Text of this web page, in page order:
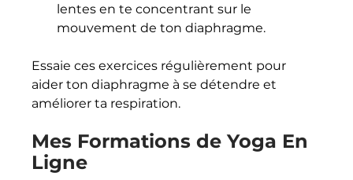
lentes en te concentrant sur le
mouvement de ton diaphragme.
Essaie ces exercices régulièrement pour
aider ton diaphragme à se détendre et
améliorer ta respiration.
Mes Formations de Yoga En
Ligne